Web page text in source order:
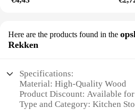
Here are the products found in the
Rekken
Specifications:
Material: High-Quality Wood
Product Discount: Available
Type and Category: Kitchen